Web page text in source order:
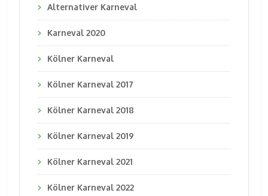
Alternativer Karneval
Karneval 2020
Kölner Karneval
Kölner Karneval 2017
Kölner Karneval 2018
Kölner Karneval 2019
Kölner Karneval 2021
Kölner Karneval 2022